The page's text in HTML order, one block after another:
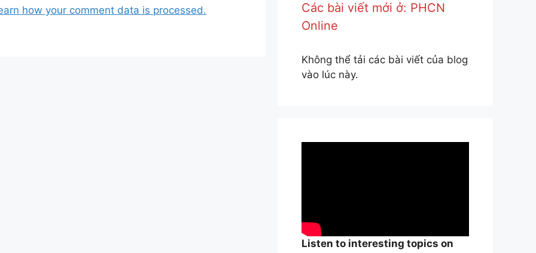
how your comment data is processed.
Các bài viết mới ở: PHCN
Online
Không thể tải các bài viết của blog
vào lúc này.
Listen to interesting topics on